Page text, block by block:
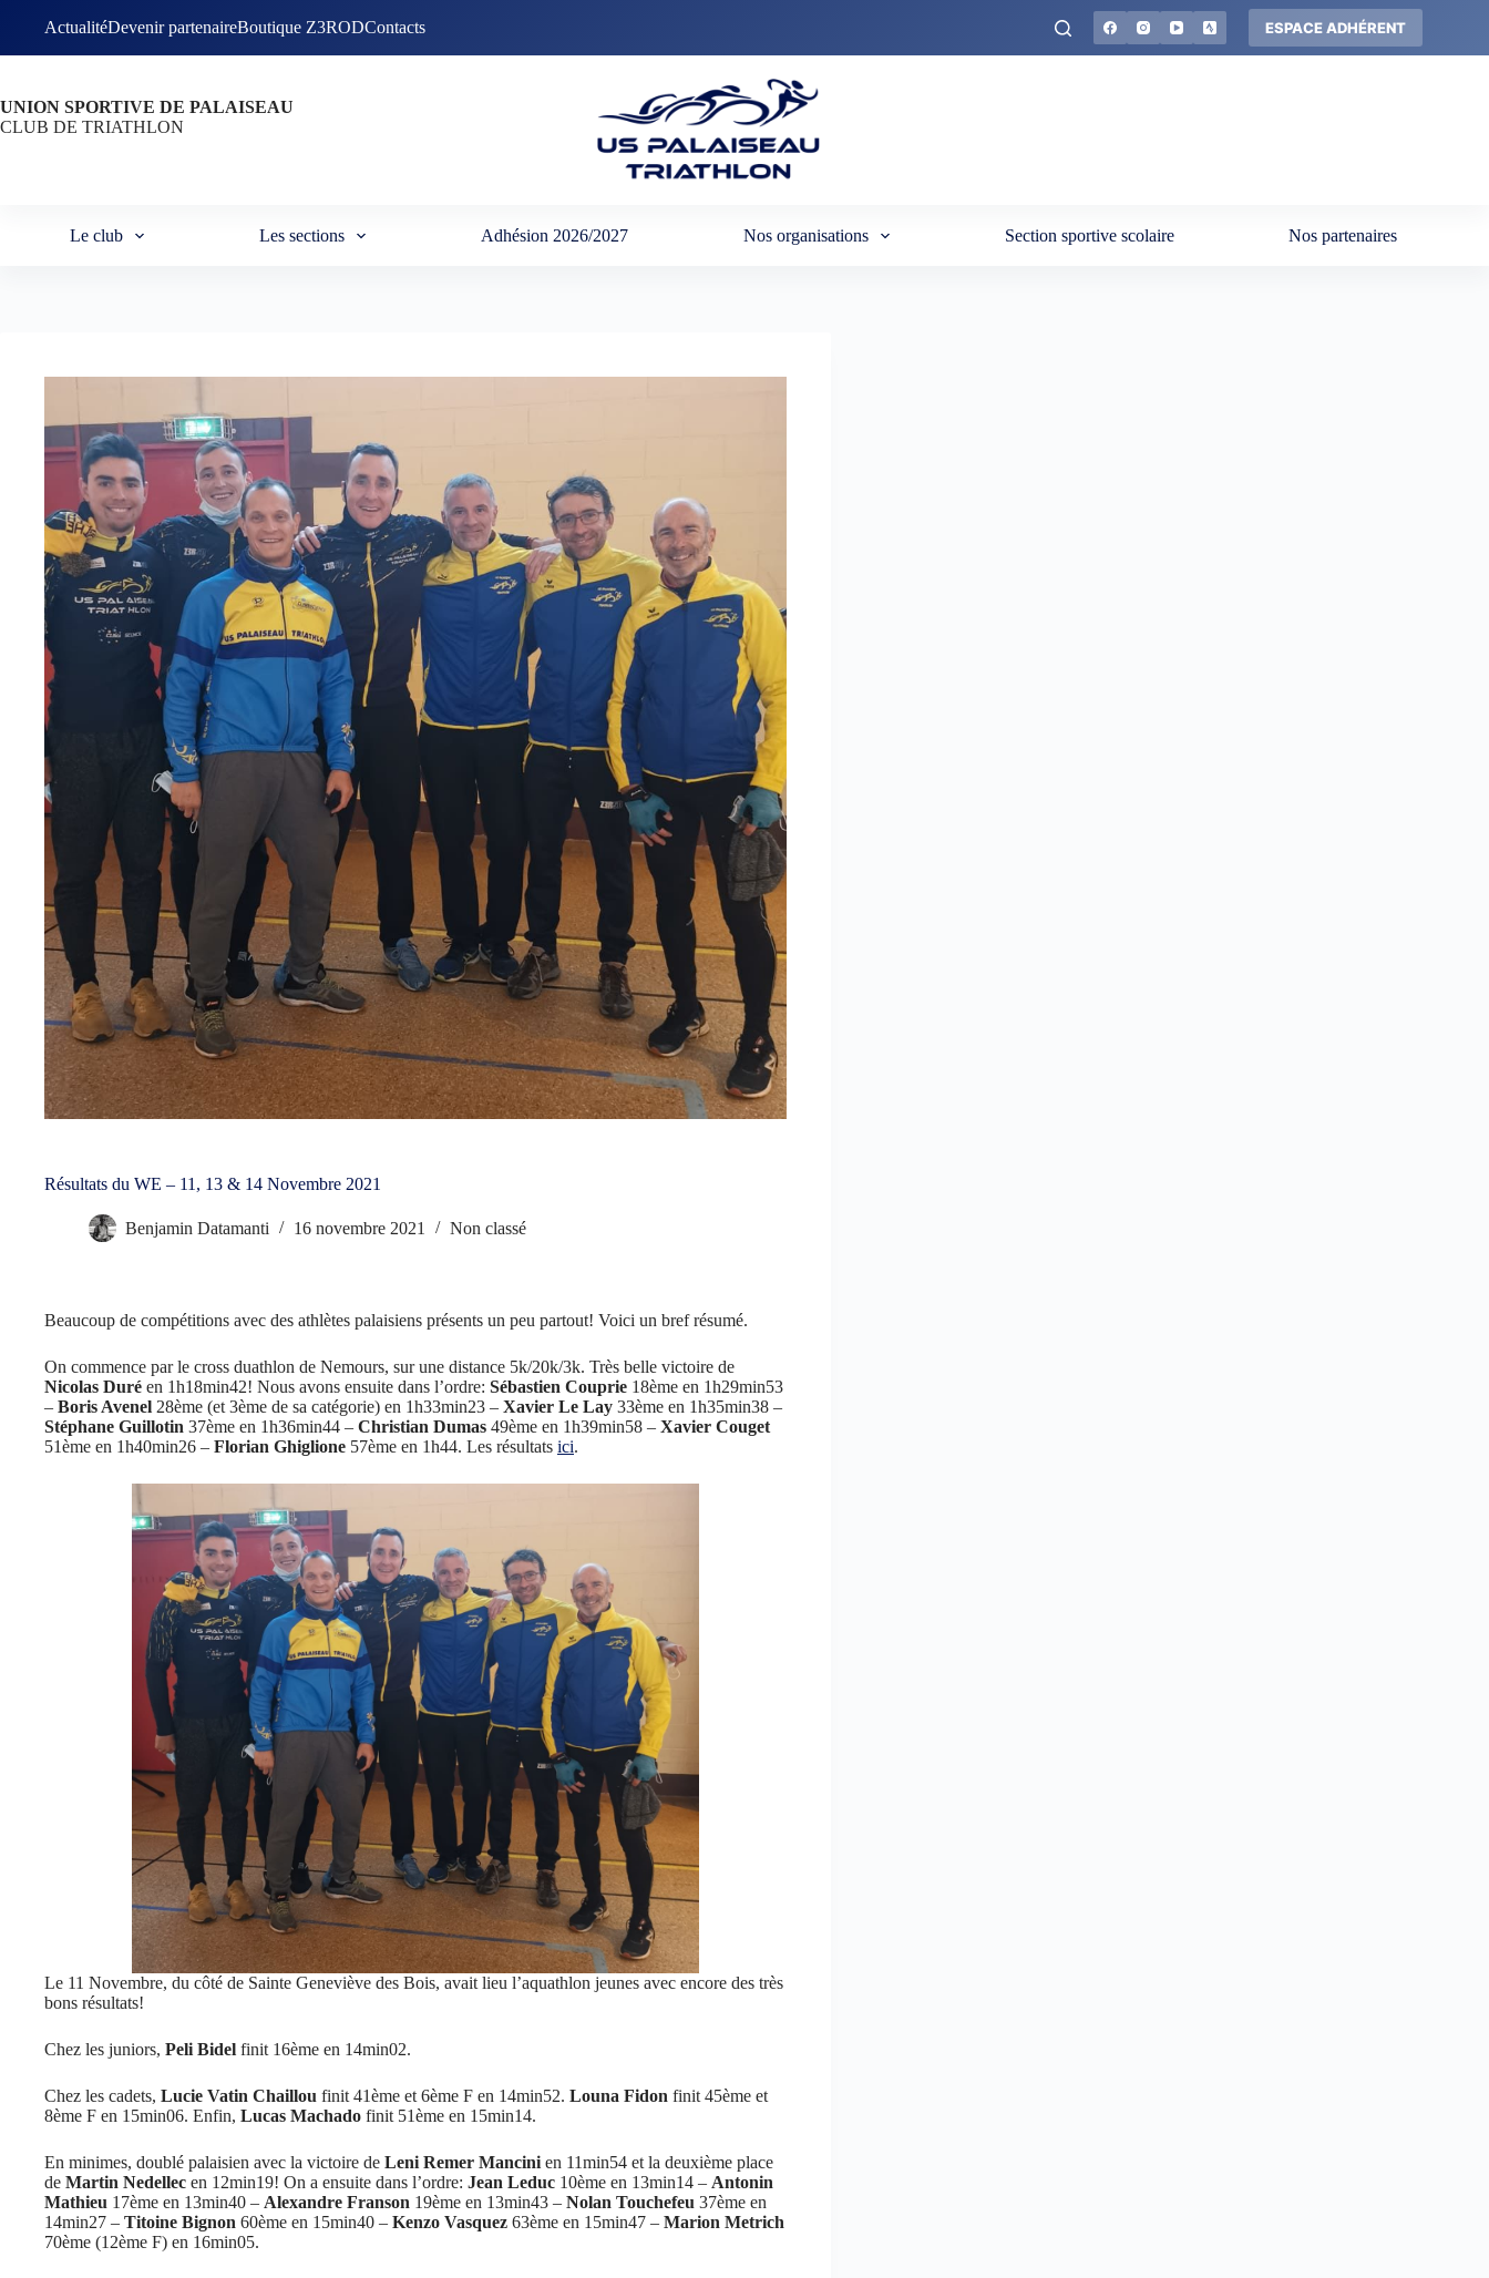
ActualitéDevenir partenaireBoutique Z3RODContacts ESPACE ADHÉRENT
UNION SPORTIVE DE PALAISEAU
CLUB DE TRIATHLON
Le club Les sections Adhésion 2026/2027 Nos organisations Section sportive scolaire Nos partenaires
Résultats du WE – 11, 13 & 14 Novembre 2021
Benjamin Datamanti 16 novembre 2021 Non classé
Beaucoup de compétitions avec des athlètes palaisiens présents un peu partout! Voici un bref résumé.
On commence par le cross duathlon de Nemours, sur une distance 5k/20k/3k. Très belle victoire de
Nicolas Duré en 1h18min42! Nous avons ensuite dans l’ordre: Sébastien Couprie 18ème en 1h29min53
– Boris Avenel 28ème (et 3ème de sa catégorie) en 1h33min23 – Xavier Le Lay 33ème en 1h35min38 –
Stéphane Guillotin 37ème en 1h36min44 – Christian Dumas 49ème en 1h39min58 – Xavier Couget
51ème en 1h40min26 – Florian Ghiglione 57ème en 1h44. Les résultats ici.
Le 11 Novembre, du côté de Sainte Geneviève des Bois, avait lieu l’aquathlon jeunes avec encore des très
bons résultats!
Chez les juniors, Peli Bidel finit 16ème en 14min02.
Chez les cadets, Lucie Vatin Chaillou finit 41ème et 6ème F en 14min52. Louna Fidon finit 45ème et
8ème F en 15min06. Enfin, Lucas Machado finit 51ème en 15min14.
En minimes, doublé palaisien avec la victoire de Leni Remer Mancini en 11min54 et la deuxième place
de Martin Nedellec en 12min19! On a ensuite dans l’ordre: Jean Leduc 10ème en 13min14 – Antonin
Mathieu 17ème en 13min40 – Alexandre Franson 19ème en 13min43 – Nolan Touchefeu 37ème en
14min27 – Titoine Bignon 60ème en 15min40 – Kenzo Vasquez 63ème en 15min47 – Marion Metrich
70ème (12ème F) en 16min05.